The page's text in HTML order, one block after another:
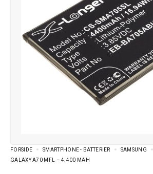
FORSIDE SMARTPHONE - BATTERIER SAMSUNG
GALAXY A70 MFL – 4.400 MAH